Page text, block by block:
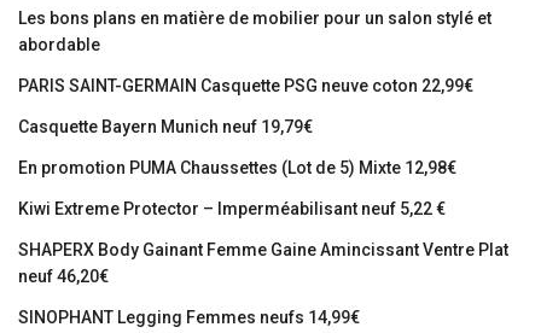
Les bons plans en matière de mobilier pour un salon stylé et
abordable
PARIS SAINT-GERMAIN Casquette PSG neuve coton 22,99€
Casquette Bayern Munich neuf 19,79€
En promotion PUMA Chaussettes (Lot de 5) Mixte 12,98€
Kiwi Extreme Protector – Imperméabilisant neuf 5,22 €
SHAPERX Body Gainant Femme Gaine Amincissant Ventre Plat
neuf 46,20€
SINOPHANT Legging Femmes neufs 14,99€